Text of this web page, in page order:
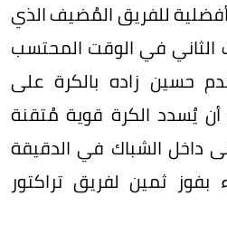
للفريق المُضيف الذي
في الوقت المحتسب
حسين زاده بالكرة على
يُسدد الكرة قوية مُتقنة
داخل الشباك في الدقيقة
بفوز ثمين لفريق تراكتور